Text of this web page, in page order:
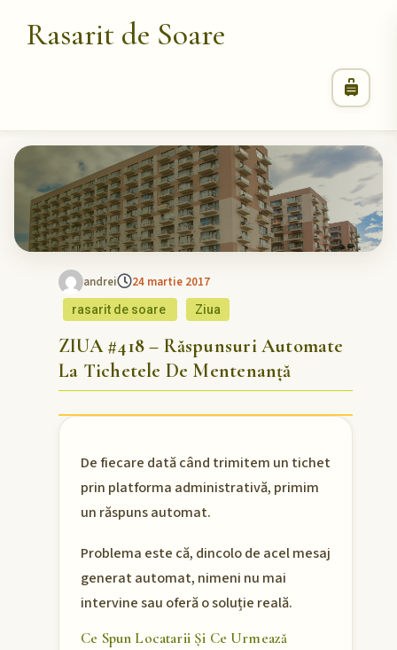
Rasarit de Soare
andrei 24 martie 2017
rasarit de soare Ziua
ZIUA #418 – Răspunsuri Automate
La Tichetele De Mentenanță
De fiecare dată când trimitem un tichet
prin platforma administrativă, primim
un răspuns automat.
Problema este că, dincolo de acel mesaj
generat automat, nimeni nu mai
intervine sau oferă o soluție reală.
Ce Spun Locatarii Și Ce Urmează